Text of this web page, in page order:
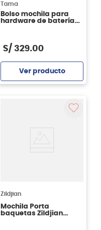
Tama
Bolso mochila para
hardware de batería
S/ 329.00
Ver producto
Zildjian
Mochila Porta
baquetas Zildjian